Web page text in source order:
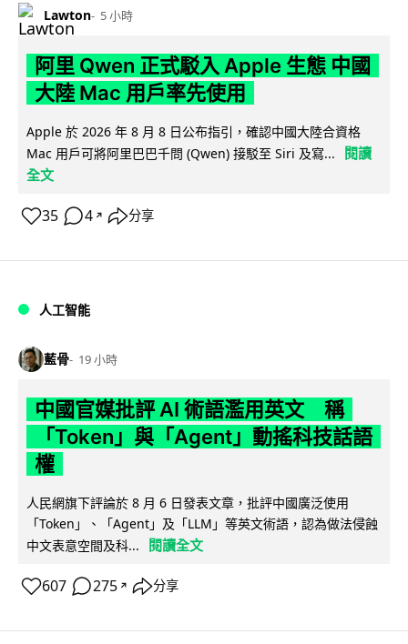
Lawton 5 小時
阿里 Qwen 正式駁入 Apple 生態 中國
大陸 Mac 用戶率先使用
Apple 於 2026 年 8 月 8 日公布指引，確認中國大陸合資格
Mac 用戶可將阿里巴巴千問 (Qwen) 接駁至 Siri 及寫...
閱讀
全文
35 4 ↗ 分享
人工智能
藍骨 19 小時
中國官媒批評 AI 術語濫用英文 稱
「Token」與「Agent」動搖科技話語
權
人民網旗下評論於 8 月 6 日發表文章，批評中國廣泛使用
「Token」、「Agent」及「LLM」等英文術語，認為做法侵蝕
中文表意空間及科...
閱讀全文
607 275 ↗ 分享